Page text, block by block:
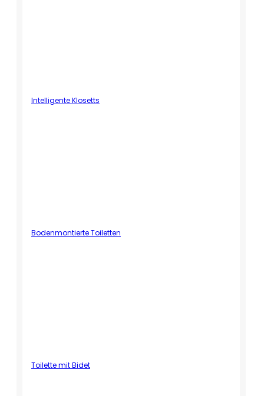
Intelligente Klosetts
Bodenmontierte Toiletten
Toilette mit Bidet